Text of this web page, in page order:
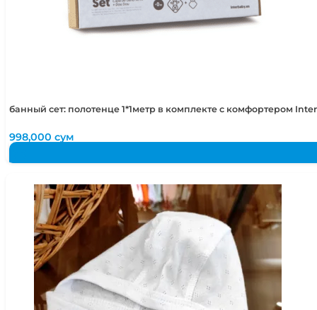
банный сет: полотенце 1*1метр в комплекте с комфортером
998,000сум